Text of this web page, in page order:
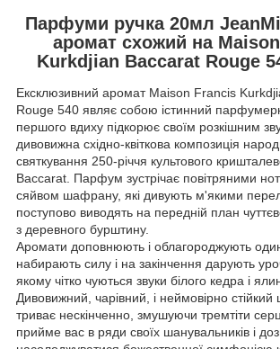
Парфуми ручка 20мл
аромат схожий на
Kurkdjian Baccarat Rouge
Ексклюзивний аромат Maison Francis
Rouge 540 являє собою істинний
першого вдиху підкорює своїм розкішним
дивовижна східно-квіткова композиція
святкування 250-річчя культового
Baccarat. Парфум зустрічає повітряними
сяйвом шафрану, які дивують м'якими
поступово виводять на передній план
з деревного бурштину.
Аромати доповнюють і облагороджують
набирають силу і на закінчення дарують
якому чітко чуються звуки білого кедра і
Дивовижний, чарівний, і неймовірно
триває нескінченно, змушуючи тремтіти
прийме вас в ряди своїх шанувальників і